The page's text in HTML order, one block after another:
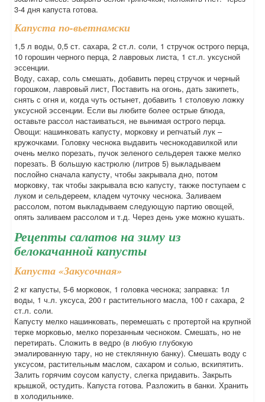
3-4 дня капуста готова.
Капуста по-вьетнамски
1,5 л воды, 0,5 ст. сахара, 2 ст.л. соли, 1 стручок острого перца,
10 горошин черного перца, 2 лавровых листа, 1 ст.л. уксусной
эссенции.
Воду, сахар, соль смешать, добавить перец стручок и черный
горошком, лавровый лист, Поставить на огонь, дать закипеть,
снять с огня и, когда чуть остынет, добавить 1 столовую ложку
уксусной эссенции. Если вы любите более острые блюда,
оставьте рассол настаиваться, не вынимая острого перца.
Овощи: нашинковать капусту, морковку и репчатый лук –
кружочками. Головку чеснока выдавить чеснокодавилкой или
очень мелко порезать, пучок зеленого сельдерея также мелко
порезать. В большую кастрюлю (литров 5) выкладываем
послойно сначала капусту, чтобы закрывала дно, потом
морковку, так чтобы закрывала всю капусту, также поступаем с
луком и сельдереем, кладем чуточку чеснока. Заливаем
рассолом, потом выкладываем следующую партию овощей,
опять заливаем рассолом и т.д. Через день уже можно кушать.
Рецепты салатов на зиму из
белокачанной капусты
Капуста «Закусочная»
2 кг капусты, 5-6 морковок, 1 головка чеснока; заправка: 1л
воды, 1 ч.л. уксуса, 200 г растительного масла, 100 г сахара, 2
ст.л. соли.
Капусту мелко нашинковать, перемешать с протертой на крупной
терке морковью, мелко порезанным чесноком. Смешать, но не
перетирать. Сложить в ведро (в любую глубокую
эмалированную тару, но не стеклянную банку). Смешать воду с
уксусом, растительным маслом, сахаром и солью, вскипятить.
Залить горячим соусом капусту, слегка придавить. Закрыть
крышкой, остудить. Капуста готова. Разложить в банки. Хранить
в холодильнике.